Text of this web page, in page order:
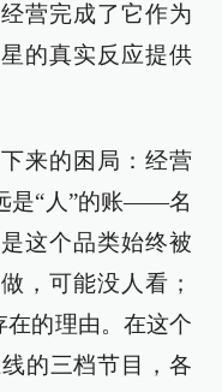
营完成了它作为
的真实反应提供
来的困局：经营
是“人”的账——名
这个品类始终被
，可能没人看；
在的理由。在这个
的三档节目，各